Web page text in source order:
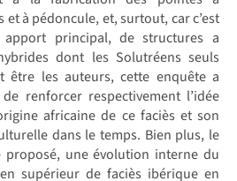
et à pédoncule, et, surtout, car c’est
principal, de structures a
dont les Solutréens seuls
être les auteurs, cette enquête a
renforcer respectivement l’idée
africaine de ce faciès et son
dans le temps. Bien plus, le
proposé, une évolution interne du
supérieur de faciès ibérique en